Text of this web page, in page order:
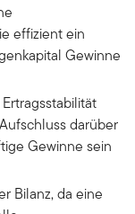
effizient ein
Gewinne
darüber
Gewinne sein
Bilanz, da eine